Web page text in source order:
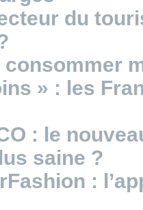
du
consommer
» : les
: le
saine ?
: